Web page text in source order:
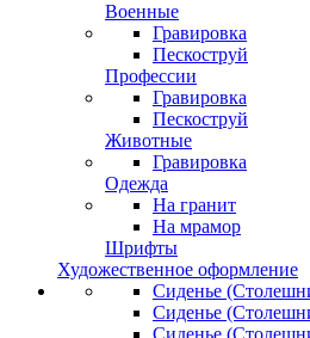
Военные
Гравировка
Пескоструй
Профессии
Гравировка
Пескоструй
Животные
Гравировка
Одежда
На гранит
На мрамор
Шрифты
Художественное оформление
Сиденье
Сиденье
Сиденье